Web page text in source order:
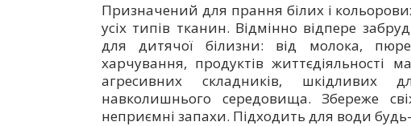
Призначений для прання білих і
усіх типів тканин. Відмінно відпере
для дитячої білизни: від молока,
харчування, продуктів життєдіяльності
агресивних складників, шкідливих
навколишнього середовища. Збереже
неприємні запахи. Підходить для води будь-